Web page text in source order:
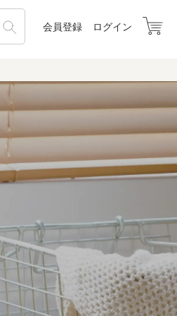
会員登録 ログイン